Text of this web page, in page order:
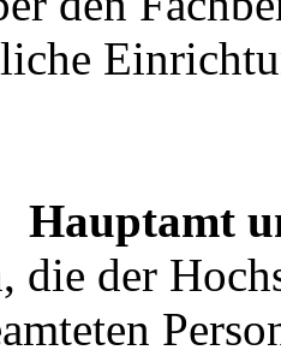
Hauptamt
die der